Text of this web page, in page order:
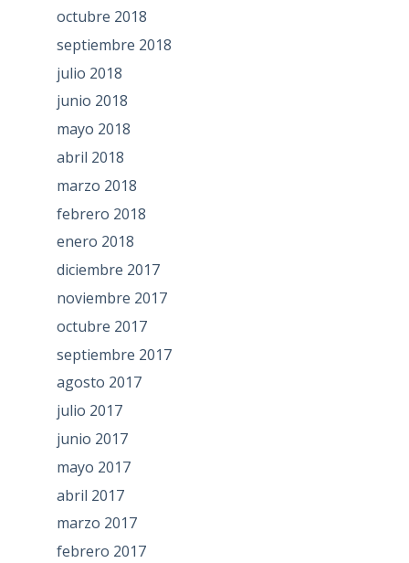
octubre 2018
septiembre 2018
julio 2018
junio 2018
mayo 2018
abril 2018
marzo 2018
febrero 2018
enero 2018
diciembre 2017
noviembre 2017
octubre 2017
septiembre 2017
agosto 2017
julio 2017
junio 2017
mayo 2017
abril 2017
marzo 2017
febrero 2017